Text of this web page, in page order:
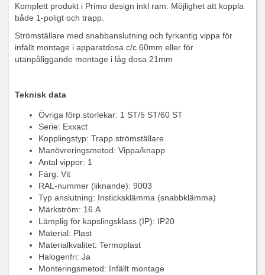
Komplett produkt i Primo design inkl ram. Möjlighet att koppla
både 1-poligt och trapp.
Strömställare med snabbanslutning och fyrkantig vippa för
infällt montage i apparatdosa c/c 60mm eller för
utanpåliggande montage i låg dosa 21mm
Teknisk data
Övriga förp.storlekar: 1 ST/5 ST/60 ST
Serie: Exxact
Kopplingstyp: Trapp strömställare
Manövreringsmetod: Vippa/knapp
Antal vippor: 1
Färg: Vit
RAL-nummer (liknande): 9003
Typ anslutning: Insticksklämma (snabbklämma)
Märkström: 16 A
Lämplig för kapslingsklass (IP): IP20
Material: Plast
Materialkvalitet: Termoplast
Halogenfri: Ja
Monteringsmetod: Infällt montage